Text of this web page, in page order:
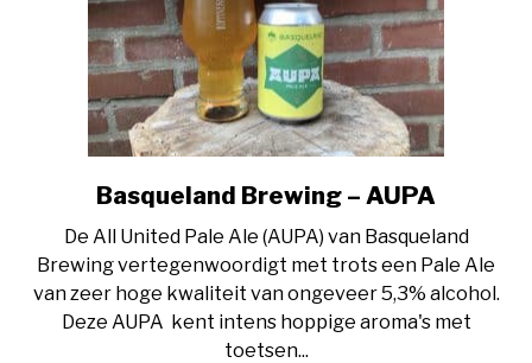
link
Basqueland
Brewing
–
AUPA
Basqueland Brewing – AUPA
De All United Pale Ale (AUPA) van Basqueland
Brewing vertegenwoordigt met trots een Pale Ale
van zeer hoge kwaliteit van ongeveer 5,3% alcohol.
Deze AUPA kent intens hoppige aroma's met
toetsen...